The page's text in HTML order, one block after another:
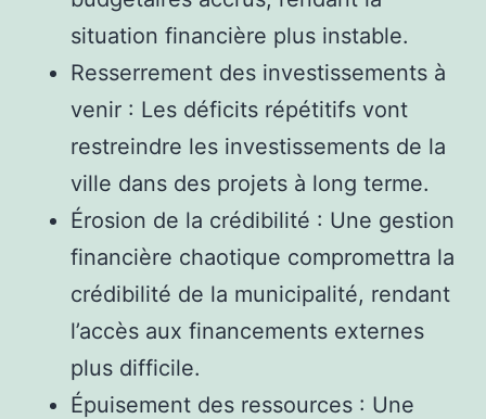
situation financière plus instable.
Resserrement des investissements à
venir : Les déficits répétitifs vont
restreindre les investissements de la
ville dans des projets à long terme.
Érosion de la crédibilité : Une gestion
financière chaotique compromettra la
crédibilité de la municipalité, rendant
l’accès aux financements externes
plus difficile.
Épuisement des ressources : Une